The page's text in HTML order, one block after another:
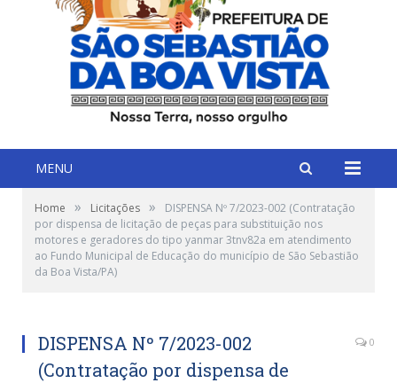
MENU
Home » Licitações »
DISPENSA Nº 7/2023-002 (Contratação
por dispensa de licitação de peças para substituição nos
motores e geradores do tipo yanmar 3tnv82a em atendimento
ao Fundo Municipal de Educação do município de São Sebastião
da Boa Vista/PA)
DISPENSA Nº 7/2023-002
(Contratação por dispensa de
0